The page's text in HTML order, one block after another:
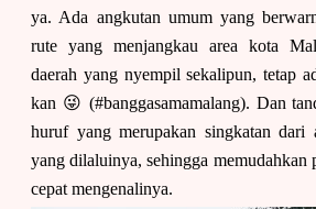
ya. Ada angkutan umum yang
rute yang menjangkau area kota
daerah yang nyempil sekalipun, tetap
kan 😜 (#banggasamamalang). Dan
huruf yang merupakan singkatan dari
yang dilaluinya, sehingga memudahkan
cepat mengenalinya.